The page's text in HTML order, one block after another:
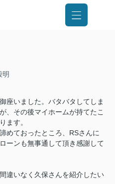
明
座いました。バタバタしてしま
、その後マイホームが持てたこ
ます。
めておったところ、RSさんに
ーンも無事通して頂き感謝して
違いなく久保さんを紹介したい